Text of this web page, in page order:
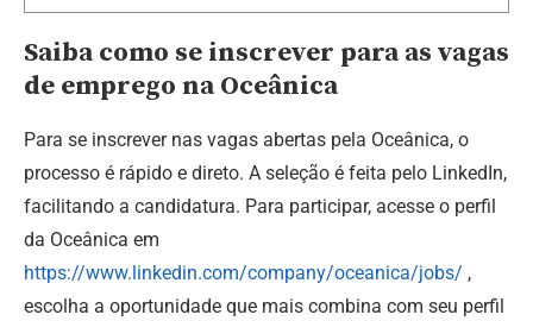
Saiba como se inscrever para as vagas
de emprego na Oceânica
Para se inscrever nas vagas abertas pela Oceânica, o
processo é rápido e direto. A seleção é feita pelo LinkedIn,
facilitando a candidatura. Para participar, acesse o perfil
da Oceânica em
https://www.linkedin.com/company/oceanica/jobs/ ,
escolha a oportunidade que mais combina com seu perfil